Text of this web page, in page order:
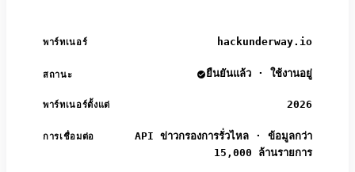
พาร์ทเนอร์ hackunderway.io
สถานะ ยืนยันแล้ว · ใช้งานอยู่
พาร์ทเนอร์ตั้งแต่ 2026
การเชื่อมต่อ
API ข่าวกรองการรั่วไหล · ข้อมูลกว่า
15,000 ล้านรายการ